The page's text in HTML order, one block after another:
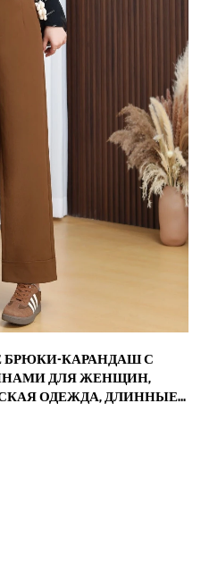
КАРАНДАШ С
ДЛЯ ЖЕНЩИН,
ОДЕЖДА, ДЛИННЫЕ